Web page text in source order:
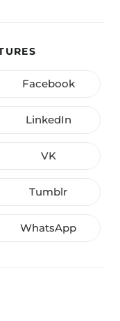
Facebook
LinkedIn
VK
Tumblr
WhatsApp